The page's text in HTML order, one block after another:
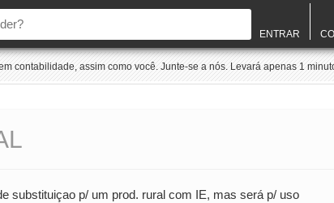
ENTRAR
contabilidade, assim como você. Junte-se a nós. Levará apenas 1
substituiçao p/ um prod. rural com IE, mas será p/ uso